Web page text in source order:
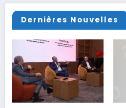
Dernières Nouvelles